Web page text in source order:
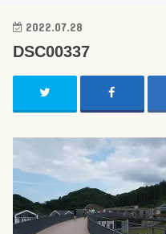
2022.07.28
DSC00337